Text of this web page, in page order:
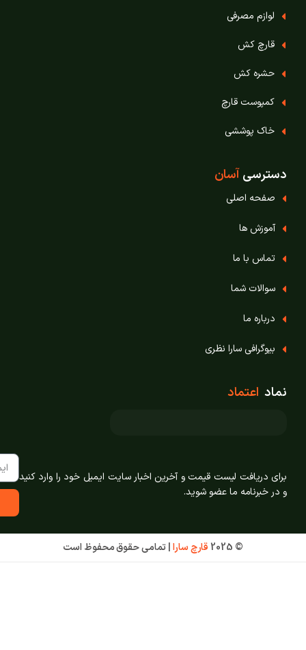
لوازم مصرفی
قارچ‌ کش
حشره‌ کش
کمپوست قارچ
خاک پوششی
دسترسی آسان
صفحه اصلی
آموزش ها
تماس با ما
سوالات شما
درباره ما
بیوگرافی سارا نظری
نماد اعتماد
برای دریافت لیست قیمت و آخرین اخبار سایت ایمیل خود را وارد کنید
و در خبرنامه ما عضو شوید.
© 2025 قارچ سارا تمامی حقوق محفوظ است